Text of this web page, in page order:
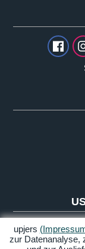
upjers
zur Datenanalyse,